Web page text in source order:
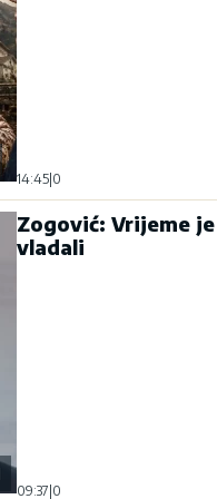
14:45 0
Zogović: Vrijeme
vladali
09:37 0